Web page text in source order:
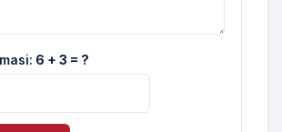
6 + 3 = ?